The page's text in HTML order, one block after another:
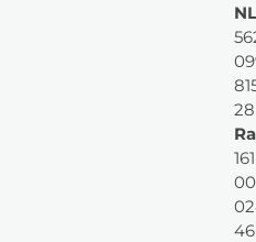
28
46